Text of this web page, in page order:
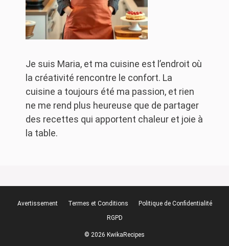
Je suis Maria, et ma cuisine est l’endroit où
la créativité rencontre le confort. La
cuisine a toujours été ma passion, et rien
ne me rend plus heureuse que de partager
des recettes qui apportent chaleur et joie à
la table.
Avertissement Termes et Conditions
Politique de Confidentialité
RGPD
© 2026 KwikaRecipes